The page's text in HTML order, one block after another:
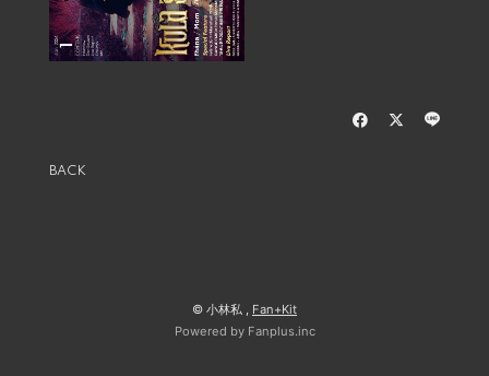
BACK
© 小林私 , Fan+Kit
Powered by Fanplus.inc